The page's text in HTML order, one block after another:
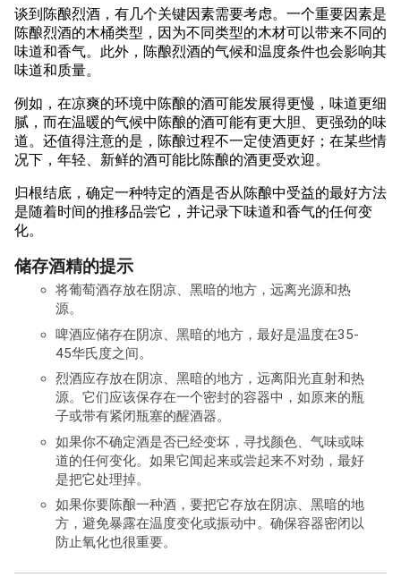
谈到陈酿烈酒，有几个关键因素需要考虑。一个重要因素是
陈酿烈酒的木桶类型，因为不同类型的木材可以带来不同的
味道和香气。此外，陈酿烈酒的气候和温度条件也会影响其
味道和质量。
例如，在凉爽的环境中陈酿的酒可能发展得更慢，味道更细
腻，而在温暖的气候中陈酿的酒可能有更大胆、更强劲的味
道。还值得注意的是，陈酿过程不一定使酒更好；在某些情
况下，年轻、新鲜的酒可能比陈酿的酒更受欢迎。
归根结底，确定一种特定的酒是否从陈酿中受益的最好方法
是随着时间的推移品尝它，并记录下味道和香气的任何变
化。
储存酒精的提示
将葡萄酒存放在阴凉、黑暗的地方，远离光源和热
源。
啤酒应储存在阴凉、黑暗的地方，最好是温度在35-
45华氏度之间。
烈酒应存放在阴凉、黑暗的地方，远离阳光直射和热
源。它们应该保存在一个密封的容器中，如原来的瓶
子或带有紧闭瓶塞的醒酒器。
如果你不确定酒是否已经变坏，寻找颜色、气味或味
道的任何变化。如果它闻起来或尝起来不对劲，最好
是把它处理掉。
如果你要陈酿一种酒，要把它存放在阴凉、黑暗的地
方，避免暴露在温度变化或振动中。确保容器密闭以
防止氧化也很重要。